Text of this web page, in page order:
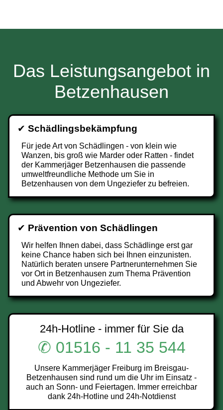
Das Leistungsangebot in
Betzenhausen
✔ Schädlingsbekämpfung
Für jede Art von Schädlingen - von klein wie
Wanzen, bis groß wie Marder oder Ratten - findet
der Kammerjäger Betzenhausen die passende
umweltfreundliche Methode um Sie in
Betzenhausen von dem Ungeziefer zu befreien.
✔ Prävention von Schädlingen
Wir helfen Ihnen dabei, dass Schädlinge erst gar
keine Chance haben sich bei Ihnen einzunisten.
Natürlich beraten unsere Partnerunternehmen Sie
vor Ort in Betzenhausen zum Thema Prävention
und Abwehr von Ungeziefer.
24h-Hotline - immer für Sie da
✆ 01516 - 11 35 544
Unsere Kammerjäger Freiburg im Breisgau-
Betzenhausen sind rund um die Uhr im Einsatz -
auch an Sonn- und Feiertagen. Immer erreichbar
dank 24h-Hotline und 24h-Notdienst